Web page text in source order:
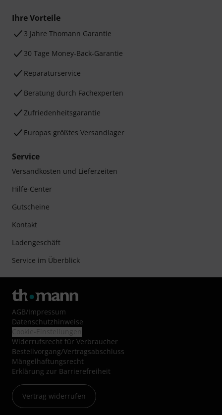
Ihre Vorteile
3 Jahre Thomann Garantie
30 Tage Money-Back-Garantie
Reparaturservice
Beratung durch Fachexperten
Zufriedenheitsgarantie
Europas größtes Versandlager
Service
Versandkosten und Lieferzeiten
Hilfe-Center
Gutscheine
Kontakt
Ladengeschäft
Service im Überblick
AGB/Impressum
Datenschutzhinweise
Widerrufsrecht für Verbraucher
Bestellvorgang/Vertragsabschluss
Mängelhaftungsrecht
Erklärung zur Barrierefreiheit
Vertrag widerrufen